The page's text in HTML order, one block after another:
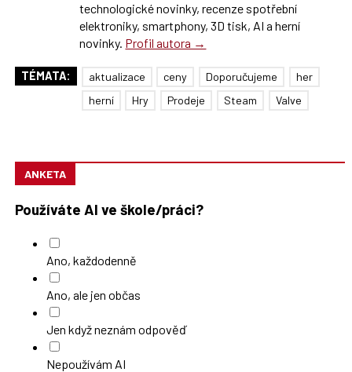
technologické novinky, recenze spotřební
elektroniky, smartphony, 3D tisk, AI a herní
novinky. Profil autora →
TÉMATA: aktualizace ceny Doporučujeme
her
herní
Hry Prodeje Steam Valve
ANKETA
Používáte AI ve škole/práci?
Ano, každodenně
Ano, ale jen občas
Jen když neznám odpověď
Nepoužívám AI